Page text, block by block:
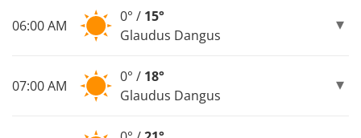
06:00 AM
0° / 15°
Glaudus Dangus
07:00 AM
0° / 18°
Glaudus Dangus